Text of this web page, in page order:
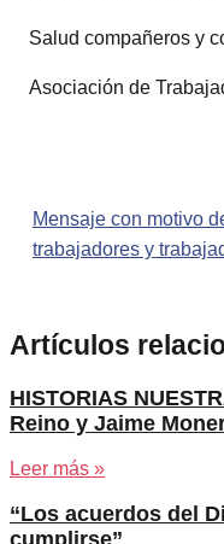
Salud compañeros y
Asociación de
Mensaje con motivo
trabajadores y
Artículos
HISTORIAS
Reino y Jaime
Leer más »
“Los acuerdos del
cumplirse”